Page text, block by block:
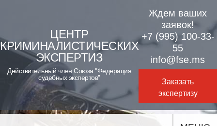
content
ЦЕНТР
КРИМИНАЛИСТИЧЕСКИХ
ЭКСПЕРТИЗ
Действительный член Союза "Федерация
судебных экспертов"
Ждем ваших
заявок!
+7 (995) 100-33-
55
info@fse.ms
Заказать
экспертизу